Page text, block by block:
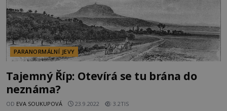
PARANORMÁLNÍ JEVY
Tajemný Říp: Otevírá se tu brána do
neznáma?
OD EVA SOUKUPOVÁ 23.9.2022 3.2TIS